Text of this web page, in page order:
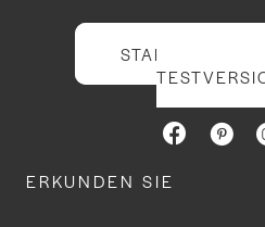
STARTEN SIE
ERKUNDEN SIE